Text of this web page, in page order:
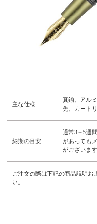
主な仕様
真鍮、アル
先、カート
納期の目安
通常3～5週
があっても
がございま
ご注文の際は下記の商品説明お
い。